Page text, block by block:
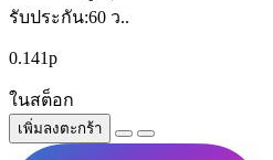
รับประกัน:60 ว..
0.141р
ในสต็อก
เพิ่มลงตะกร้า